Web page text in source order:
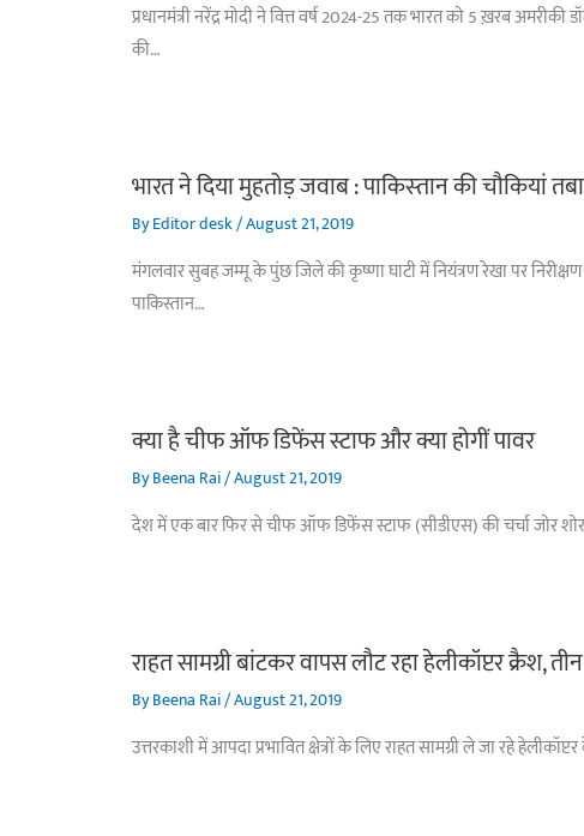
प्रधानमंत्री नरेंद्र मोदी ने वित्त वर्ष 2024-25 तक भारत को 5 ख़रब
की…
भारत ने दिया मुहतोड़ जवाब : पाकिस्‍तान की चौकियां
ByEditor desk/August 21, 2019
मंगलवार सुबह जम्मू के पुंछ जिले की कृष्णा घाटी में नियंत्रण रेखा पर
पाकिस्तान…
क्या है चीफ ऑफ डिफेंस स्टाफ और क्या होगीं पावर
ByBeena Rai/August 21, 2019
देश में एक बार फिर से चीफ ऑफ डिफेंस स्टाफ (सीडीएस) की चर्चा जोर शोर
राहत सामग्री बांटकर वापस लौट रहा हेलीकॉप्टर क्रैश,
ByBeena Rai/August 21, 2019
उत्तरकाशी में आपदा प्रभावित क्षेत्रों के लिए राहत सामग्री ले जा रहे